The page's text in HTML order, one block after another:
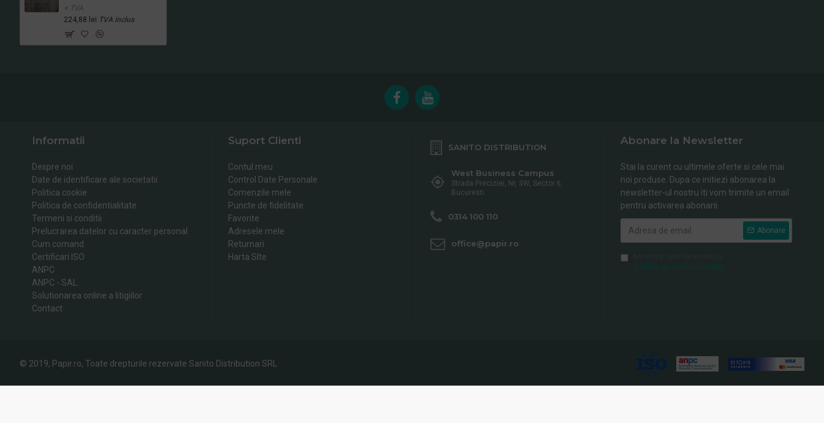
+ TVA
224,88 lei TVA inclus
Informatii
Despre noi
Date de identificare ale societatii
Politica cookie
Politica de confidentialitate
Termeni si conditii
Prelucrarea datelor cu caracter personal
Cum comand
Certificari ISO
ANPC
ANPC - SAL
Solutionarea online a litigiilor
Contact
Suport Clienti
Contul meu
Control Date Personale
Comenzile mele
Puncte de fidelitate
Favorite
Adresele mele
Returnari
Harta SIte
SANITO DISTRIBUTION
West Business Campus
Strada Preciziei, Nr, 3W, Sector 6,
Bucuresti
0314 100 110
office@papir.ro
Abonare la Newsletter
Stai la curent cu ultimele oferte si cele mai
noi produse. Dupa ce initiezi abonarea la
newsletter-ul nostru iti vom trimite un email
pentru activarea abonarii.
Abonare
Politica de Confidentialitate
© 2019, Papir.ro, Toate drepturile rezervate Sanito Distribution SRL